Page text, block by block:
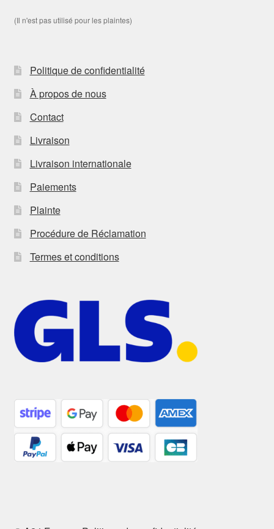
(Il n'est pas utilisé pour les plaintes)
Politique de confidentialité
À propos de nous
Contact
Livraison
Livraison internationale
Paiements
Plainte
Procédure de Réclamation
Termes et conditions